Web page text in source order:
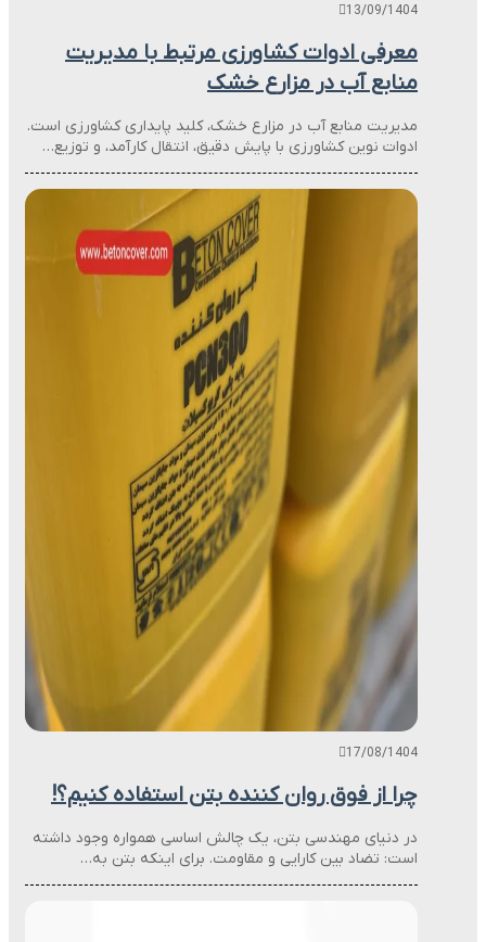
13/09/1404
معرفی ادوات کشاورزی مرتبط با مدیریت
منابع آب در مزارع خشک
مدیریت منابع آب در مزارع خشک، کلید پایداری کشاورزی است.
ادوات نوین کشاورزی با پایش دقیق، انتقال کارآمد، و توزیع…
17/08/1404
چرا از فوق روان کننده بتن استفاده کنیم؟!
در دنیای مهندسی بتن، یک چالش اساسی همواره وجود داشته
است: تضاد بین کارایی و مقاومت. برای اینکه بتن به…